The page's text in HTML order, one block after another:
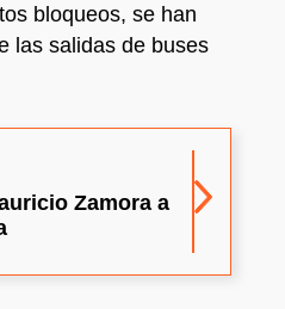
bloqueos, se han
las salidas de buses
Zamora a